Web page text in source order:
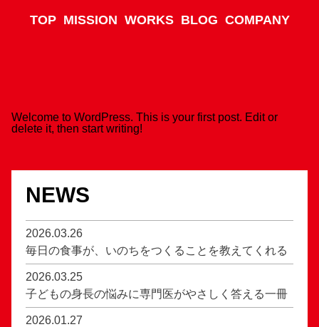
TOP MISSION WORKS BLOG COMPANY
Welcome to WordPress. This is your first post. Edit or
delete it, then start writing!
NEWS
2026.03.26
毎日の食事が、いのちをつくることを教えてくれる
2026.03.25
子どもの身長の悩みに専門医がやさしく答える一冊
2026.01.27